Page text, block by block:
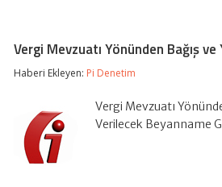
Vergi Mevzuatı Yönünden Bağış ve
Haberi Ekleyen: Pi Denetim
Vergi Mevzuatı
Verilecek Beyanname